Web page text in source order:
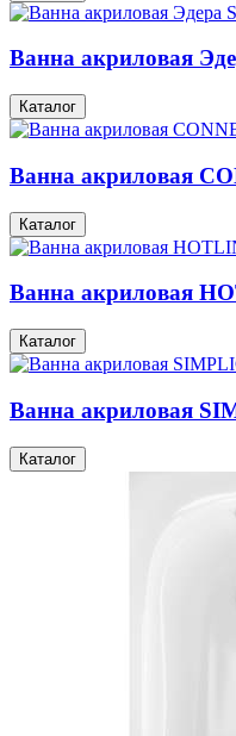
Ванна акриловая
Каталог
Ванна акриловая
Каталог
Ванна акриловая
Каталог
Ванна акриловая
Каталог